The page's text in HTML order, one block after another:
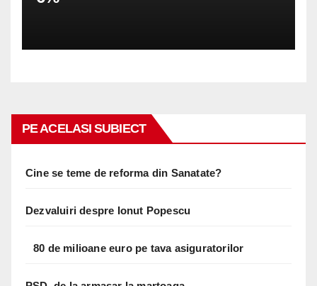
PE ACELASI SUBIECT
Cine se teme de reforma din Sanatate?
Dezvaluiri despre Ionut Popescu
80 de milioane euro pe tava asiguratorilor